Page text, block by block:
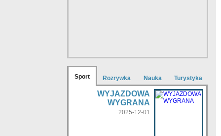
Sport Rozrywka Nauka Turystyka
WYJAZDOWA
WYGRANA
2025-12-01